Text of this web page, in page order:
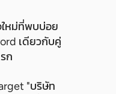
หม่ที่พบบ่อย
เดียวกับคู่
ก
"บริษัท